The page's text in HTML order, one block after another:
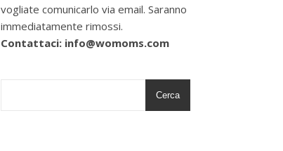
vogliate comunicarlo via email. Saranno
immediatamente rimossi.
Contattaci: info@womoms.com
Cerca